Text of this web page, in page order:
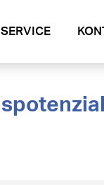
SERVICE